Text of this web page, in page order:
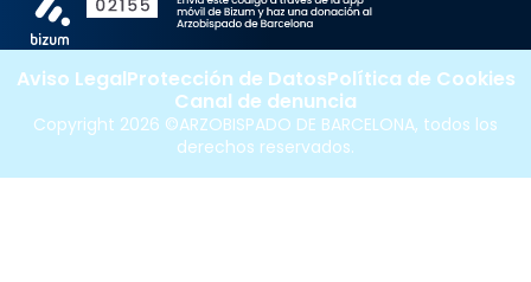
Copyright 2026 ©ARZOBISPADO DE BARCELONA, todos los
derechos reservados.
Aviso LegalProtección de DatosPolítica de Cookies
Canal de denuncia